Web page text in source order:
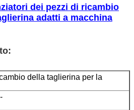
dei pezzi di ricambio
adatti a macchina
della taglierina per la